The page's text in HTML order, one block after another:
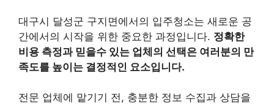
대구시 달성군 구지면에서의 입주청소는 새로운 공
간에서의 시작을 위한 중요한 과정입니다. 정확한
비용 측정과 믿을수 있는 업체의 선택은 여러분의 만
족도를 높이는 결정적인 요소입니다.
전문 업체에 맡기기 전, 충분한 정보 수집과 상담을